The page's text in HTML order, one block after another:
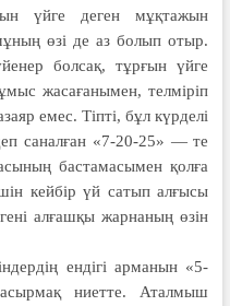
үйге деген мұқтажын
өзі де аз болып отыр.
болсақ, тұрғын үйге
жасағанымен, телміріп
емес. Тіпті, бұл күрделі
саналған «7-20-25» — те
бастамасымен қолға
кейбір үй сатып алғысы
алғашқы жарнаның өзін
ендігі арманын «5-
ниетте. Аталмыш